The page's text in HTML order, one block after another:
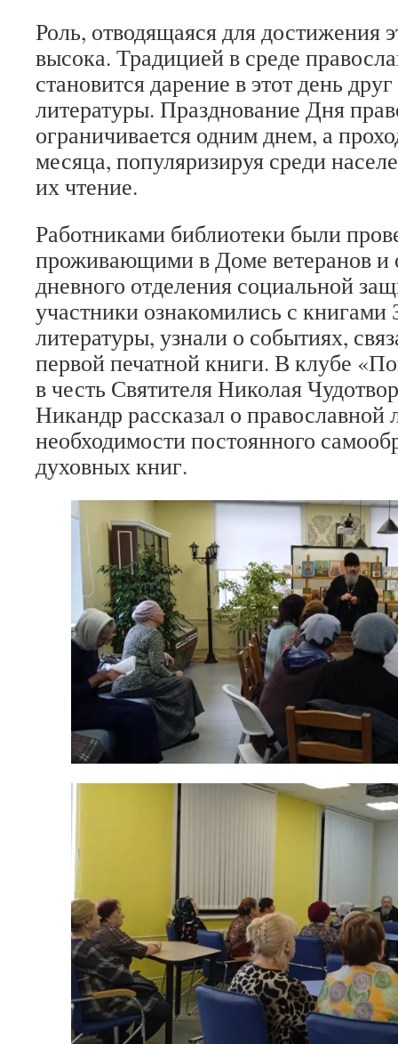
Роль, отводящаяся для достижения
высока. Традицией в среде
становится дарение в этот день
литературы. Празднование Дня
ограничивается одним днем, а
месяца, популяризируя среди
их чтение.
Работниками библиотеки были
проживающими в Доме ветеранов
дневного отделения социальной
участники ознакомились с книгами
литературы, узнали о событиях,
первой печатной книги. В клубе
в честь Святителя Николая
Никандр рассказал о православной
необходимости постоянного
духовных книг.